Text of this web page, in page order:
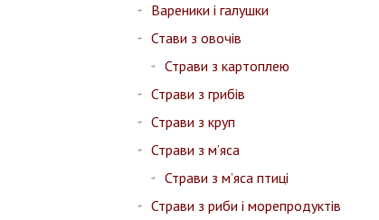
Вареники і галушки
Стави з овочів
Страви з картоплею
Страви з грибів
Страви з круп
Страви з м’яса
Страви з м’яса птиці
Страви з риби і морепродуктів